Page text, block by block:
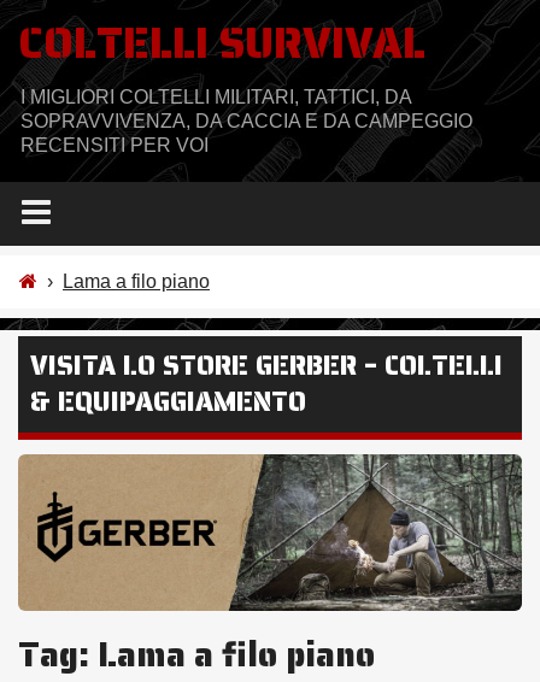
Salta
contenuto
COLTELLI SURVIVAL
I MIGLIORI COLTELLI MILITARI, TATTICI, DA
SOPRAVVIVENZA, DA CACCIA E DA CAMPEGGIO
RECENSITI PER VOI
› Lama a filo piano
VISITA LO STORE GERBER – COLTELLI
& EQUIPAGGIAMENTO
Tag: Lama a filo piano